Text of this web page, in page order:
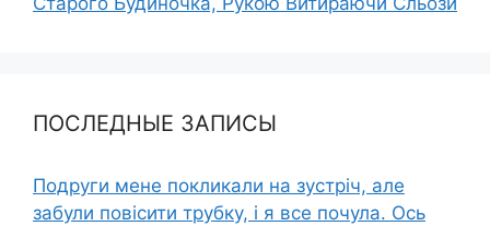
ПОСЛЕДНЫЕ ЗАПИСЫ
Подруги мене покликали на зустріч, але
забули повісити трубку, і я все почула. Ось